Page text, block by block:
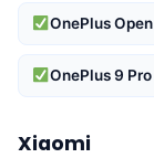
OnePlus Open
OnePlus 9 Pro
Xiaomi